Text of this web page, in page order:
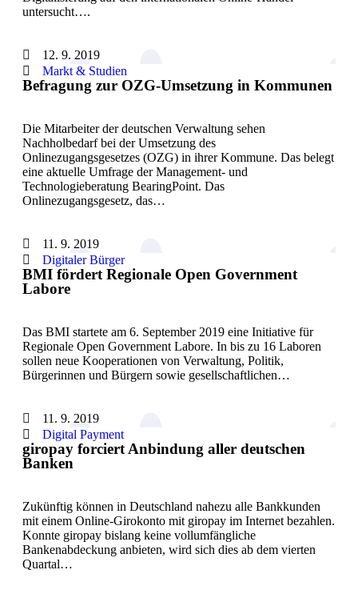
untersucht….
12. 9. 2019
Markt & Studien
Befragung zur OZG-Umsetzung in Kommunen
Die Mitarbeiter der deutschen Verwaltung sehen
Nachholbedarf bei der Umsetzung des
Onlinezugangsgesetzes (OZG) in ihrer Kommune. Das belegt
eine aktuelle Umfrage der Management- und
Technologieberatung BearingPoint. Das
Onlinezugangsgesetz, das…
11. 9. 2019
Digitaler Bürger
BMI fördert Regionale Open Government
Labore
Das BMI startete am 6. September 2019 eine Initiative für
Regionale Open Government Labore. In bis zu 16 Laboren
sollen neue Kooperationen von Verwaltung, Politik,
Bürgerinnen und Bürgern sowie gesellschaftlichen…
11. 9. 2019
Digital Payment
giropay forciert Anbindung aller deutschen
Banken
Zukünftig können in Deutschland nahezu alle Bankkunden
mit einem Online-Girokonto mit giropay im Internet bezahlen.
Konnte giropay bislang keine vollumfängliche
Bankenabdeckung anbieten, wird sich dies ab dem vierten
Quartal…